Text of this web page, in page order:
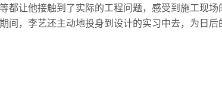
都让他接触到了实际的工程问题，感受到施工现
间，李艺还主动地投身到设计的实习中去，为日后